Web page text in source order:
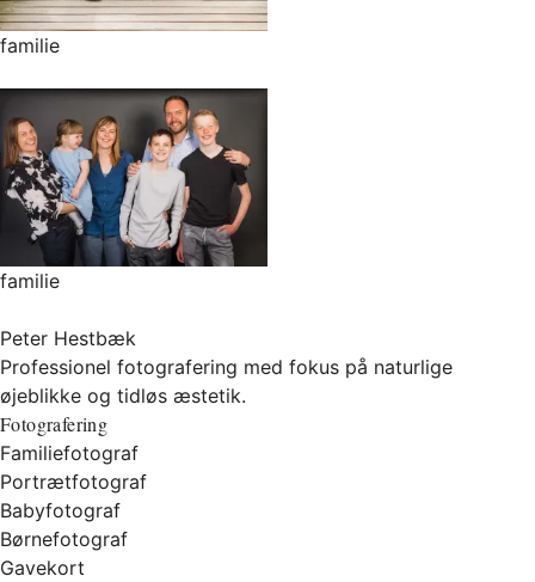
familie
familie
Peter Hestbæk
Professionel fotografering med fokus på naturlige
øjeblikke og tidløs æstetik.
Fotografering
Familiefotograf
Portrætfotograf
Babyfotograf
Børnefotograf
Gavekort